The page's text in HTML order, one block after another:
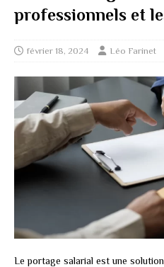
professionnels et
février 18, 2024 Léo Farinet
Le portage salarial est une